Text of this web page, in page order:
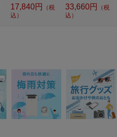
17,840円
（税
込）
33,660円
（税
込）